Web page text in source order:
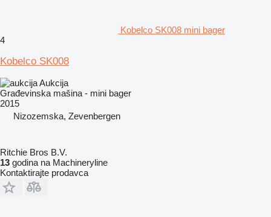
Kobelco SK008 mini bager
4
Kobelco SK008
Aukcija
Građevinska mašina - mini bager
2015
Nizozemska, Zevenbergen
Ritchie Bros B.V.
13 godina na Machineryline
Kontaktirajte prodavca